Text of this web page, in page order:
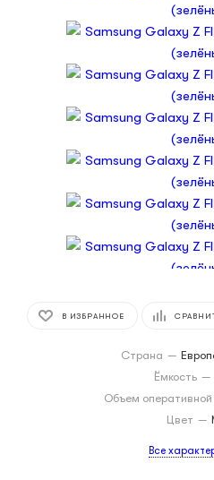
В ИЗБРАННОЕ
Страна —
Ёмкость —
Объем
Цвет —
Все